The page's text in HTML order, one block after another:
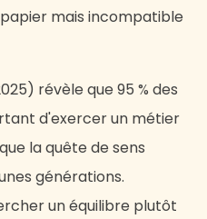
mais incompatible
révèle que 95 % des
d'exercer un métier
la quête de sens
générations.
un équilibre plutôt